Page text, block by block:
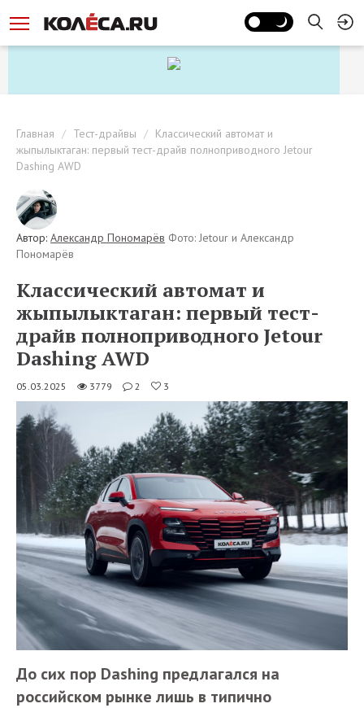
Главная Тест-драйвы
Классический автомат и
жыпылыктаган: первый тест-драйв полноприводного Jetour
Dashing AWD
Автор: Александр Пономарёв Фото: Jetour и Александр
Пономарёв
Классический автомат и
жыпылыктаган: первый тест-
драйв полноприводного Jetour
Dashing AWD
05.03.2025 3779 2 3
До сих пор Dashing предлагался на
российском рынке лишь в типично